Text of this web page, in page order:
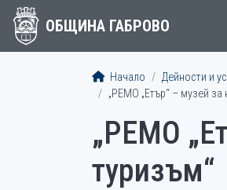
ОБЩИНА ГАБРОВО
Начало Дейности и
„РЕМО „Етър“ – музей за
„РЕМО
туризъм“